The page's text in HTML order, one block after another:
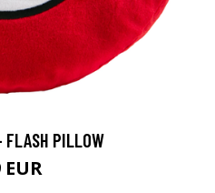
FLASH PILLOW
EUR